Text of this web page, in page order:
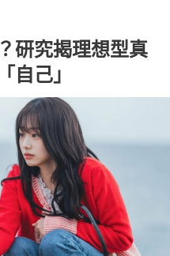
研究揭理想型真
自己」